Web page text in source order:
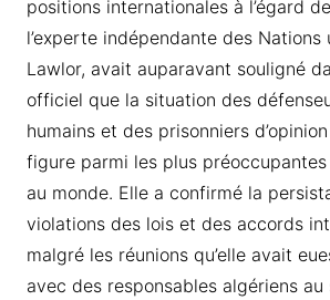
positions internationales à l’égard
l’experte indépendante des Nations
Lawlor, avait auparavant souligné
officiel que la situation des
humains et des prisonniers
figure parmi les plus
au monde. Elle a confirmé la
violations des lois et des accords
malgré les réunions qu’elle avait
avec des responsables algériens au